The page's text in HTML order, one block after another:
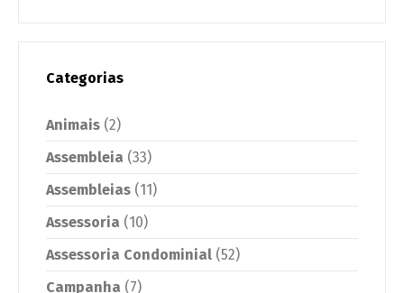
Categorias
Animais (2)
Assembleia (33)
Assembleias (11)
Assessoria (10)
Assessoria Condominial (52)
Campanha (7)